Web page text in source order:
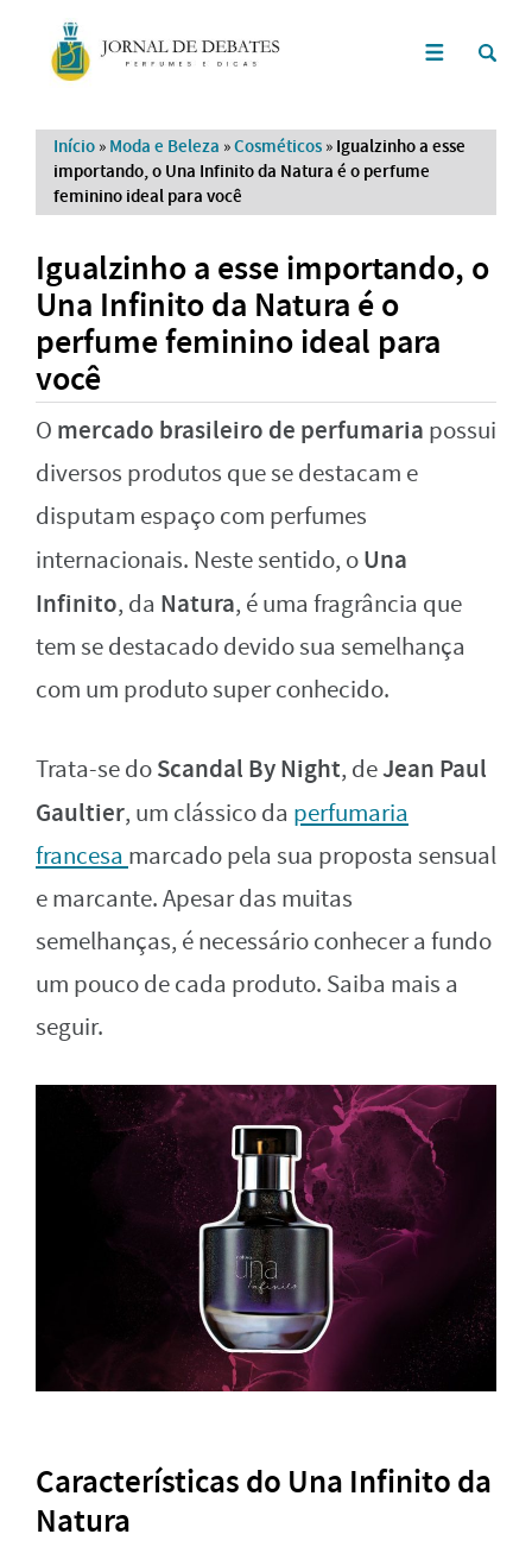
Início » Moda e Beleza »Cosméticos » Igualzinho a esse
importando, o Una Infinito da Natura é o perfume
feminino ideal para você
Igualzinho a esse importando, o
Una Infinito da Natura é o
perfume feminino ideal para
você
O mercado brasileiro de perfumaria possui
diversos produtos que se destacam e
disputam espaço com perfumes
internacionais. Neste sentido, oUna
Infinito, da Natura, é uma fragrância que
tem se destacado devido sua semelhança
com um produto super conhecido.
Trata-se doScandal By Night, deJean Paul
Gaultier, um clássico da perfumaria
francesa marcado pela sua proposta sensual
e marcante. Apesar das muitas
semelhanças, é necessário conhecer a fundo
um pouco de cada produto. Saiba mais a
seguir.
Características do Una Infinito da
Natura